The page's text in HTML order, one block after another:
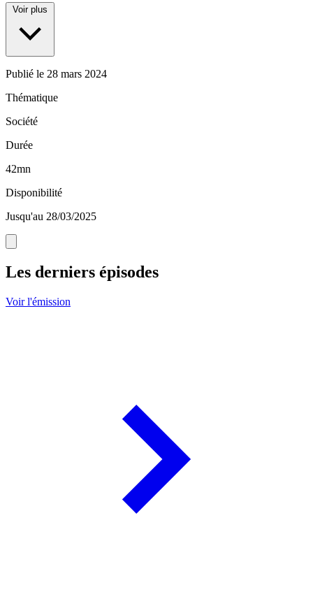
Voir plus
Publié le 28 mars 2024
Thématique
Société
Durée
42mn
Disponibilité
Jusqu'au 28/03/2025
Les derniers épisodes
Voir l'émission